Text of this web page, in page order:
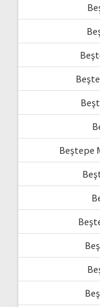
Beştepe